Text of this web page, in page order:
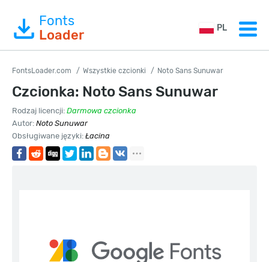
Fonts
Loader
PL
FontsLoader.com Wszystkie czcionki Noto Sans Sunuwar
Czcionka: Noto Sans Sunuwar
Rodzaj licencji: Darmowa czcionka
Autor: Noto Sunuwar
Obsługiwane języki: Łacina